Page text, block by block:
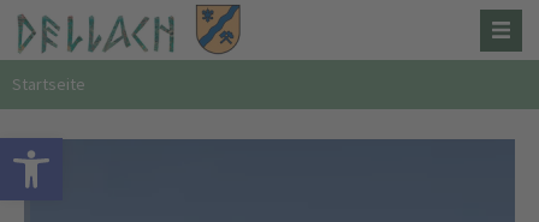
Open toolbar
Startseite